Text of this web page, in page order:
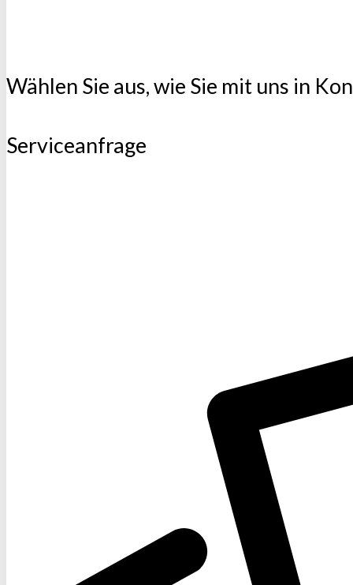
Wählen Sie aus, wie Sie mit uns in
Serviceanfrage